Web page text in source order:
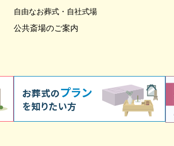
自由なお葬式・自社式場
公共斎場のご案内